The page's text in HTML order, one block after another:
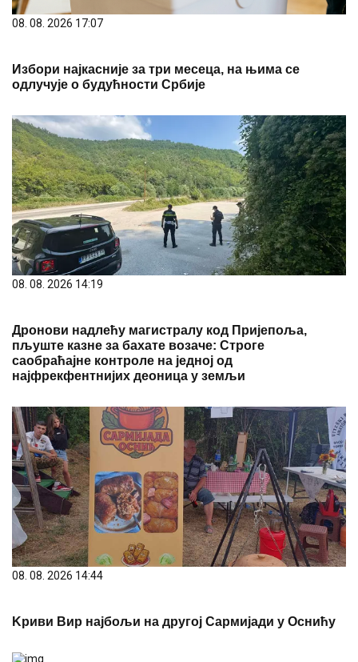
08. 08. 2026 17:07
Избори најкасније за три месеца, на њима се
одлучује о будућности Србије
08. 08. 2026 14:19
Дронови надлећу магистралу код Пријепоља,
пљуште казне за бахате возаче: Строге
саобраћајне контроле на једној од
најфрекфентнијих деоница у земљи
08. 08. 2026 14:44
Kриви Вир најбољи на другој Сармијади у Оснићу